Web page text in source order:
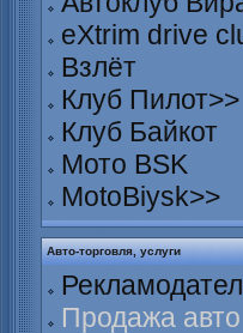
eXtrim drive
Взлёт
Клуб Пилот>>
Клуб Байкот
Мото BSK
MotoBiysk>>
Авто-торговля, услуги
Продажа авто